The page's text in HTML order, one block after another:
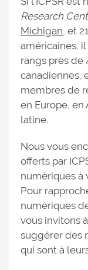
Research
Michigan, et
américaines,
rangs près de
canadiennes,
membres de
en Europe, en
latine.
Nous vous
offerts par
numériques à
Pour
numériques
vous invitons
suggérer des
qui sont à